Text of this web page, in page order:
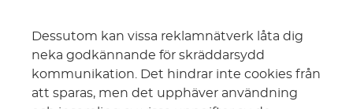
Dessutom kan vissa reklamnätverk låta dig
neka godkännande för skräddarsydd
kommunikation. Det hindrar inte cookies från
att sparas, men det upphäver användning